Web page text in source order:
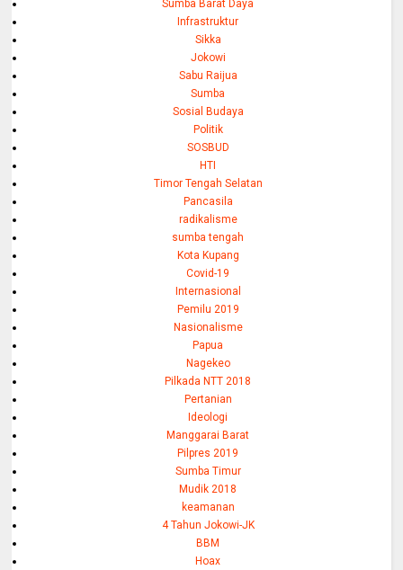
Sumba Barat Daya
Infrastruktur
Sikka
Jokowi
Sabu Raijua
Sumba
Sosial Budaya
Politik
SOSBUD
HTI
Timor Tengah Selatan
Pancasila
radikalisme
sumba tengah
Kota Kupang
Covid-19
Internasional
Pemilu 2019
Nasionalisme
Papua
Nagekeo
Pilkada NTT 2018
Pertanian
Ideologi
Manggarai Barat
Pilpres 2019
Sumba Timur
Mudik 2018
keamanan
4 Tahun Jokowi-JK
BBM
Hoax